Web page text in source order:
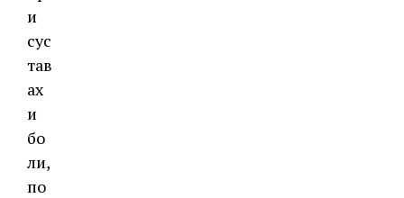
и
сус
тав
ах
и
бо
ли,
по